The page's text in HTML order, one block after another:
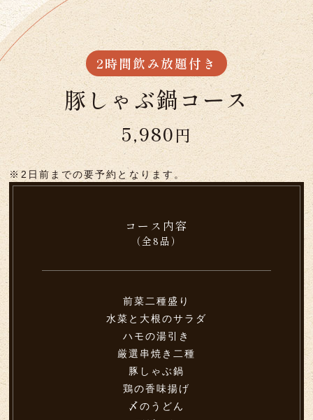
2時間飲み放題付き
豚しゃぶ鍋コース
5,980円
※2日前までの要予約となります。
コース内容
（全8品）
前菜二種盛り
水菜と大根のサラダ
ハモの湯引き
厳選串焼き二種
豚しゃぶ鍋
鶏の香味揚げ
〆のうどん